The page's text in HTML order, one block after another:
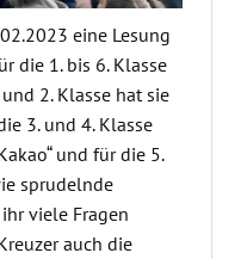
eine Lesung
die 1. bis 6. Klasse
2. Klasse hat sie
3. und 4. Klasse
und für die 5.
sprudelnde
viele Fragen
auch die